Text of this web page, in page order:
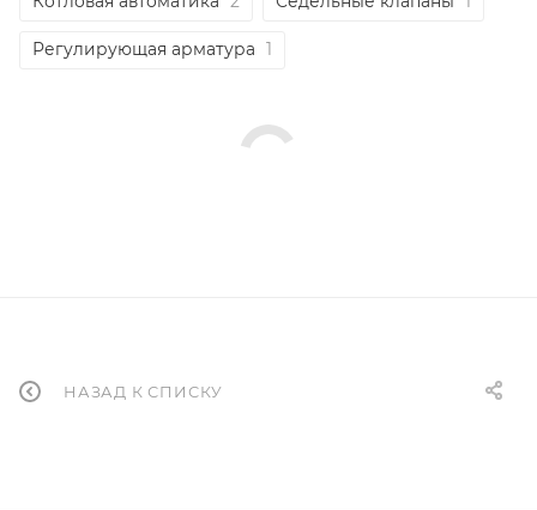
Регулирующая арматура 1
НАЗАД К СПИСКУ